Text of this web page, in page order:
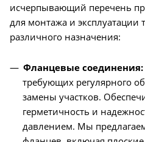
исчерпывающий перечень
для монтажа и эксплуатации
различного назначения:
Фланцевые соединения:
требующих регулярного
замены участков.
герметичность и
давлением. Мы